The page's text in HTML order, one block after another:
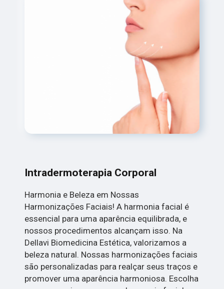
Intradermoterapia Corporal
Harmonia e Beleza em Nossas
Harmonizações Faciais! A harmonia facial é
essencial para uma aparência equilibrada, e
nossos procedimentos alcançam isso. Na
Dellavi Biomedicina Estética, valorizamos a
beleza natural. Nossas harmonizações faciais
são personalizadas para realçar seus traços e
promover uma aparência harmoniosa. Escolha